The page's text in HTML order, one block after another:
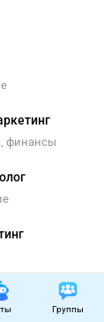
финансы
Группы